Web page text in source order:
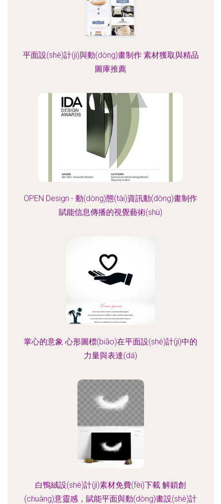
平面設(shè)計(jì)與動(dòng)畫制作 素材獲取與精品
圖庫推薦
OPEN Design - 動(dòng)態(tài)資訊動(dòng)畫制作
賦能信息傳播的視覺藝術(shù)
掌心的意象 心形圖標(biāo)在平面設(shè)計(jì)中的
力量與表達(dá)
白鴨絨設(shè)計(jì)素材免費(fèi)下載 解鎖創
(chuàng)意靈感，賦能平面與動(dòng)畫設(shè)計